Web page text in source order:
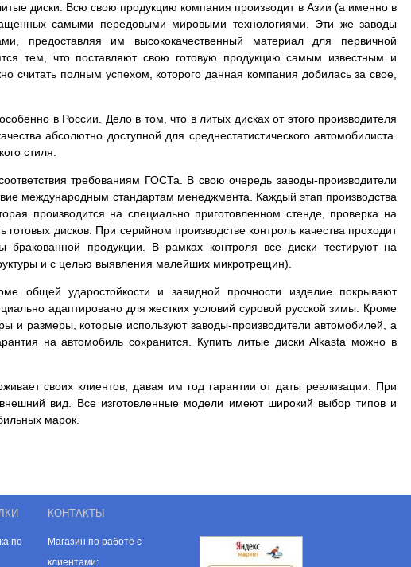
диски. Всю свою продукцию компания производит в Азии (а именно в
самыми передовыми мировыми технологиями. Эти же заводы
предоставляя им высококачественный материал для первичной
тем, что поставляют свою готовую продукцию самым известным и
полным успехом, которого данная компания добилась за свое,
в России. Дело в том, что в литых дисках от этого производителя
абсолютно доступной для среднестатистического автомобилиста.
стиля.
требованиям ГОСТа. В свою очередь заводы-производители
международным стандартам менеджмента. Каждый этап производства
производится на специально приготовленном стенде, проверка на
дисков. При серийном производстве контроль качества проходит
продукции. В рамках контроля все диски тестируют на
и с целью выявления малейших микротрещин).
общей ударостойкости и завидной прочности изделие покрывают
адаптировано для жестких условий суровой русской зимы. Кроме
и размеры, которые используют заводы-производители автомобилей, а
на автомобиль сохранится. Купить литые диски Alkasta можно в
своих клиентов, давая им год гарантии от даты реализации. При
вид. Все изготовленные модели имеют широкий выбор типов и
марок.
по
КОНТАКТЫ
Магазин по работе с
клиентами: